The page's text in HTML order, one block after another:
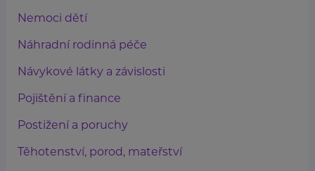
Nemoci dětí
Náhradní rodinná péče
Návykové látky a závislosti
Pojištění a finance
Postižení a poruchy
Těhotenství, porod, mateřství